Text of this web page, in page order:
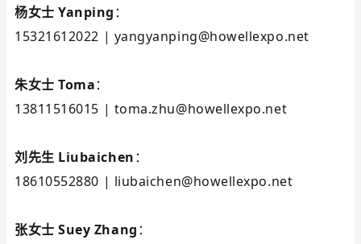
杨女士 Yanping ：
15321612022 | yangyanping@howellexpo.net
朱女士 Toma：
13811516015 | toma.zhu@howellexpo.net
刘先生 Liubaichen ：
18610552880 | liubaichen@howellexpo.net
张女士 Suey Zhang ：